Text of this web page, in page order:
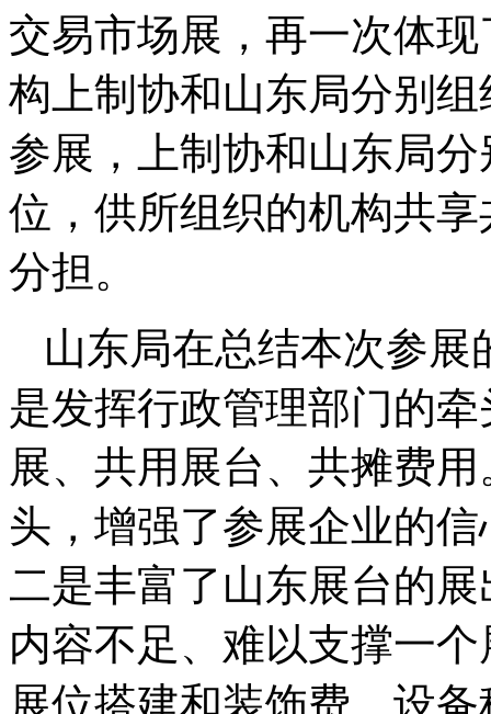
交易市场展，再一次体
构上制协和山东局分别
参展，上制协和山东局
位，供所组织的机构共
分担。
山东局在总结本次参展
是发挥行政管理部门的
展、共用展台、共摊费
头，增强了参展企业的
二是丰富了山东展台的
内容不足、难以支撑一
展位搭建和装饰费、设